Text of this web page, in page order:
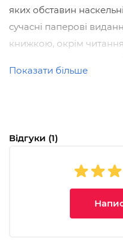
яких обставин
сучасні паперові
книжкою, окрім
найбільша, найменша?
Динамічний діалог між
зрозумілими сучасним
читача. Інформацію
статей, які легко
Показати більше
Відгуки (1)